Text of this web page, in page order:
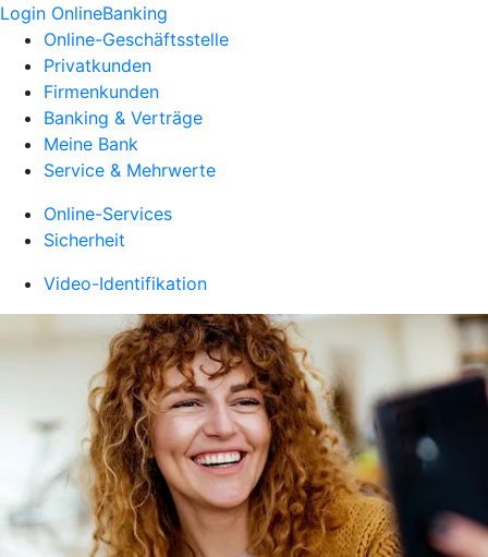
Login OnlineBanking
Online-Geschäftsstelle
Privatkunden
Firmenkunden
Banking & Verträge
Meine Bank
Service & Mehrwerte
Online-Services
Sicherheit
Video-Identifikation